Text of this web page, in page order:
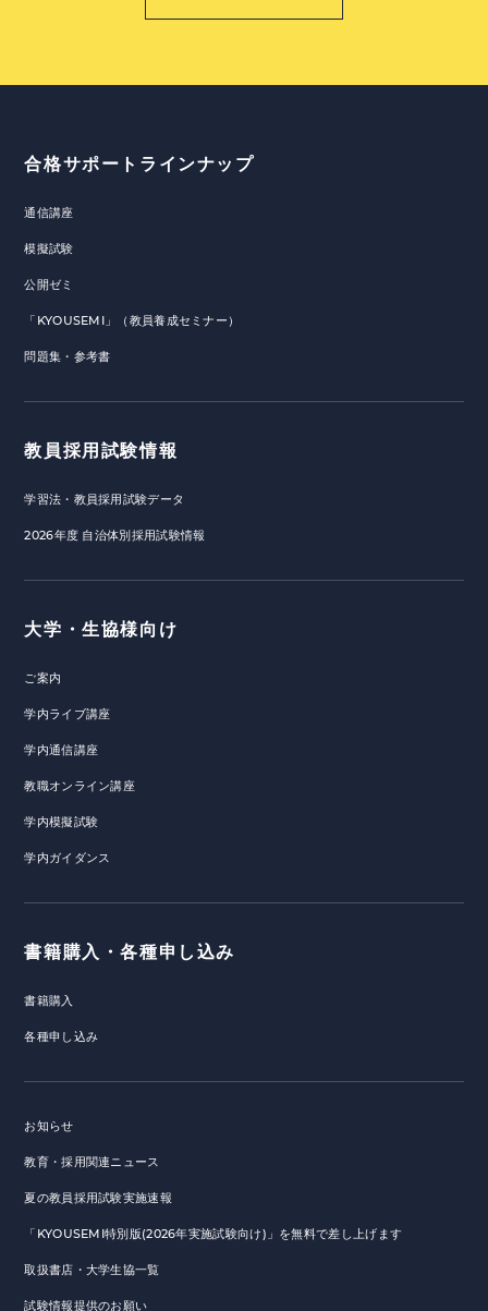
合格サポートラインナップ
通信講座
模擬試験
公開ゼミ
「KYOUSEMI」（教員養成セミナー）
問題集・参考書
教員採用試験情報
学習法・教員採用試験データ
2026年度 自治体別採用試験情報
大学・生協様向け
ご案内
学内ライブ講座
学内通信講座
教職オンライン講座
学内模擬試験
学内ガイダンス
書籍購入・各種申し込み
書籍購入
各種申し込み
お知らせ
教育・採用関連ニュース
夏の教員採用試験実施速報
「KYOUSEMI特別版(2026年実施試験向け)」を無料で差し上げます
取扱書店・大学生協一覧
試験情報提供のお願い